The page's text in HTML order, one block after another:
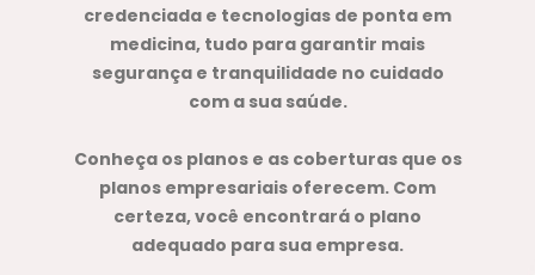
credenciada e tecnologias de ponta em
medicina, tudo para garantir mais
segurança e tranquilidade no cuidado
com a sua saúde.
Conheça os planos e as coberturas que os
planos empresariais oferecem. Com
certeza, você encontrará o plano
adequado para sua empresa.